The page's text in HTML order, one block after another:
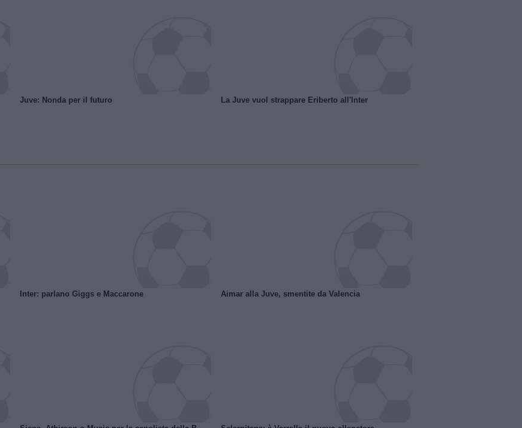
Juve: Nonda per il futuro La Juve vuol strappare Eriberto all'Inter
Inter: parlano Giggs e Maccarone Aimar alla Juve, smentite da Valencia